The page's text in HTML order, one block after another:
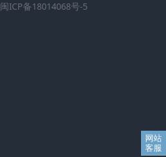
闽ICP备18014068号-5